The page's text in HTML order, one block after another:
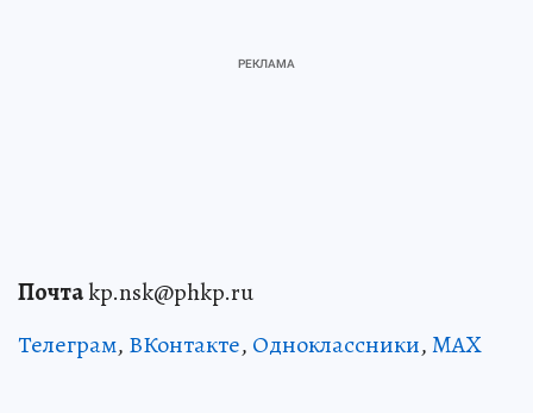
Почтаkp.nsk@phkp.ru
Телеграм, ВКонтакте, Одноклассники,MAX